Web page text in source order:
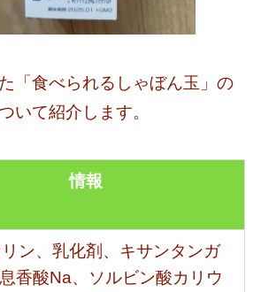
「食べられるしゃぼん玉」の
いて紹介します。
情報
ン、乳化剤、キサンタンガ
香酸Na、ソルビン酸カリウ